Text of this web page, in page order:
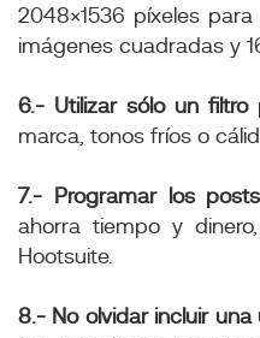
2048×1536 píxeles
imágenes cuadradas y
6.- Utilizar sólo un filtro
marca, tonos fríos o
7.- Programar los
ahorra tiempo y
Hootsuite.
8.- No olvidar incluir una